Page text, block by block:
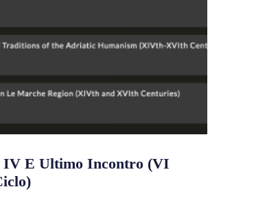
IV E Ultimo Incontro (VI